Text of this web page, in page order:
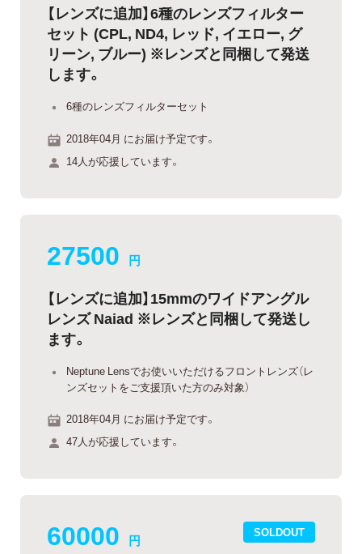
【レンズに追加】6種のレンズフィルター
セット (CPL, ND4, レッド, イエロー, グ
リーン, ブルー) ※レンズと同梱して発送
します。
6種のレンズフィルターセット
2018年04月 にお届け予定です。
14人が応援しています。
27500 円
【レンズに追加】15mmのワイドアングル
レンズ Naiad ※レンズと同梱して発送し
ます。
Neptune Lensでお使いいただけるフロントレンズ（レ
ンズセットをご支援頂いた方のみ対象）
2018年04月 にお届け予定です。
47人が応援しています。
SOLDOUT
60000 円